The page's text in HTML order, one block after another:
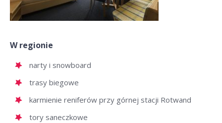
W regionie
narty i snowboard
trasy biegowe
karmienie reniferów przy górnej stacji Rotwand
tory saneczkowe